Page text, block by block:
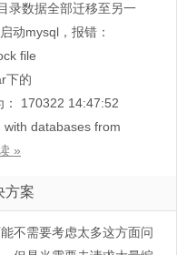
录数据全部迁移至另一
动mysql，报错：
file
下的
： 170322 14:47:52
databases from
»
方案
不需要考虑太多这方面问